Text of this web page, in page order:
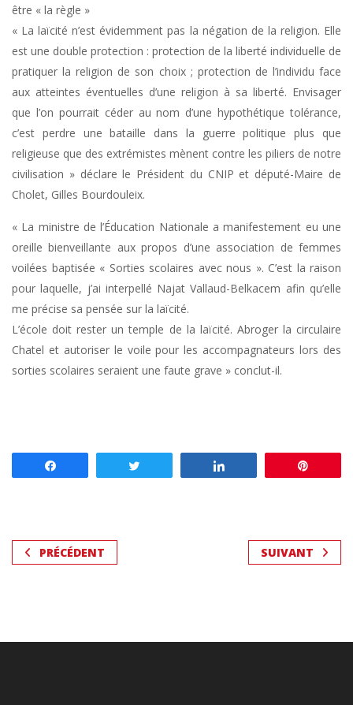
être « la règle »
« La laïcité n’est évidemment pas la négation de la religion. Elle
est une double protection : protection de la liberté individuelle de
pratiquer la religion de son choix ; protection de l’individu face
aux atteintes éventuelles d’une religion à sa liberté. Envisager
que l’on pourrait céder au nom d’une hypothétique tolérance,
c’est perdre une bataille dans la guerre politique plus que
religieuse que des extrémistes mènent contre les piliers de notre
civilisation » déclare le Président du CNIP et député-Maire de
Cholet, Gilles Bourdouleix.
« La ministre de l’Éducation Nationale a manifestement eu une
oreille bienveillante aux propos d’une association de femmes
voilées baptisée « Sorties scolaires avec nous ». C’est la raison
pour laquelle, j’ai interpellé Najat Vallaud-Belkacem afin qu’elle
me précise sa pensée sur la laïcité.
L’école doit rester un temple de la laïcité. Abroger la circulaire
Chatel et autoriser le voile pour les accompagnateurs lors des
sorties scolaires seraient une faute grave » conclut-il.
PRÉCÉDENT SUIVANT